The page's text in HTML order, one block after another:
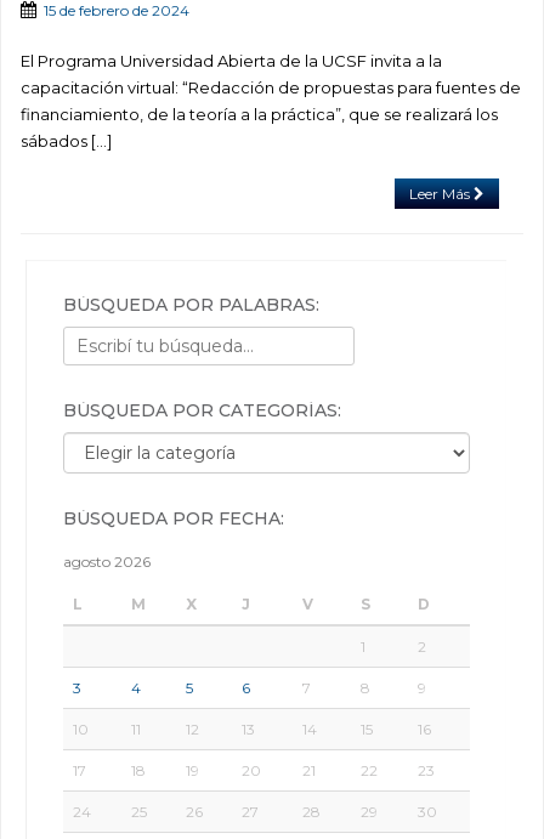
15 de febrero de 2024
El Programa Universidad Abierta de la UCSF invita a la
capacitación virtual: “Redacción de propuestas para fuentes de
financiamiento, de la teoría a la práctica”, que se realizará los
sábados […]
Leer Más
BÚSQUEDA POR PALABRAS:
BÚSQUEDA POR CATEGORÍAS:
Búsqueda por categorías:
BÚSQUEDA POR FECHA:
agosto 2026
L M X J V S D
1 2
3 4 5 6 7 8 9
10 11 12 13 14 15 16
17 18 19 20 21 22 23
24 25 26 27 28 29 30